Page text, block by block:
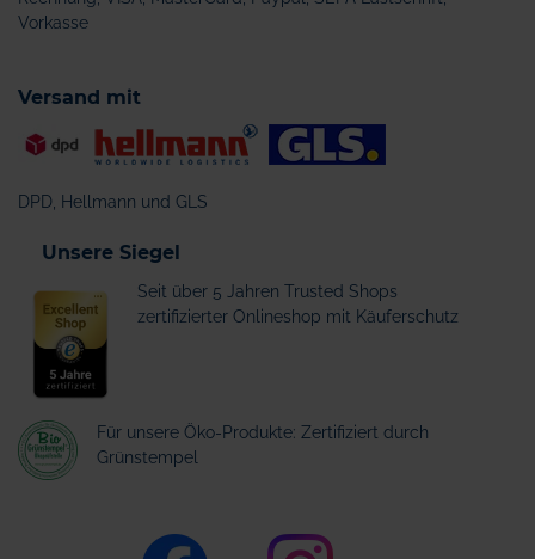
Vorkasse
Versand mit
DPD, Hellmann und GLS
Unsere Siegel
Seit über 5 Jahren Trusted Shops
zertifizierter Onlineshop mit Käuferschutz
Für unsere Öko-Produkte: Zertifiziert durch
Grünstempel